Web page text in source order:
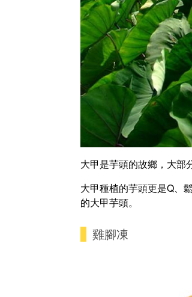
大甲是芋頭的故鄉，大部
大甲種植的芋頭更是Q、
的大甲芋頭。
雞腳凍